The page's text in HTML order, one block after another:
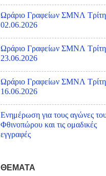
Ωράριο Γραφείων ΣΜΝΛ Τρίτη
02.06.2026
Ωράριο Γραφείων ΣΜΝΛ Τρίτη
23.06.2026
Ωράριο Γραφείων ΣΜΝΛ Τρίτη
16.06.2026
Ενημέρωση για τους αγώνες
Φθινοπώρου και τις ομαδικές
εγγραφές
ΘΕΜΑΤΑ